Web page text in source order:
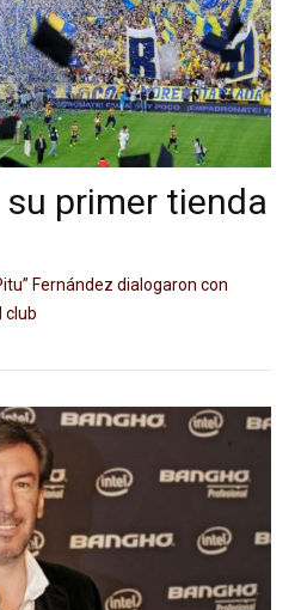
primer tienda
Fernández dialogaron con
club